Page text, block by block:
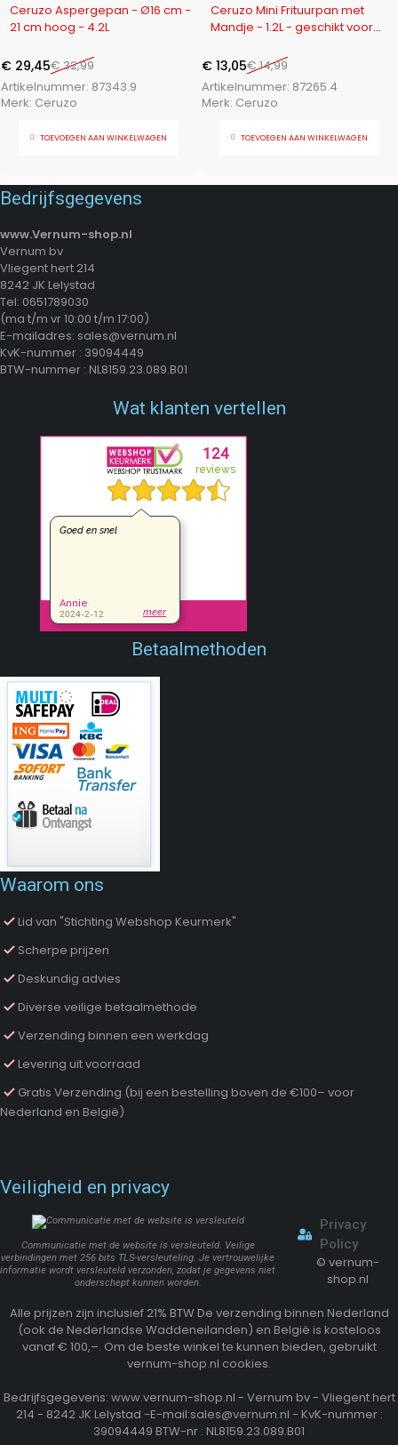
Ceruzo Aspergepan - Ø16 cm -
21 cm hoog - 4.2L
€32,99
€ 29,45
Artikelnummer: 87343.9
Merk: Ceruzo
TOEVOEGEN AAN WINKELWAGEN
Ceruzo Mini Frituurpan met
Mandje - 1.2L - geschikt voor
€14,99
€ 13,05
Artikelnummer: 87265.4
Merk: Ceruzo
TOEVOEGEN AAN WINKELWAGEN
Bedrijfsgegevens
www.Vernum-shop.nl
Vernum bv
Vliegent hert 214
8242 JK Lelystad
Tel: 0651789030
(ma t/m vr 10:00 t/m 17:00)
E-mailadres: sales@vernum.nl
KvK-nummer : 39094449
BTW-nummer : NL8159.23.089.B01
Wat klanten vertellen
Betaalmethoden
Waarom ons
Lid van "Stichting Webshop Keurmerk"
Scherpe prijzen
Deskundig advies
Diverse veilige betaalmethode
Verzending binnen een werkdag
Levering uit voorraad
Gratis Verzending (bij een bestelling boven de €100– voor
Nederland en België)
Veiligheid en privacy
Communicatie met de website is versleuteld. Veilige
verbindingen met 256 bits TLS-versleuteling. Je vertrouwelijke
informatie wordt versleuteld verzonden, zodat je gegevens niet
onderschept kunnen worden.
Privacy
Policy
© vernum-
shop.nl
Alle prijzen zijn inclusief 21% BTW De verzending binnen Nederland
(ook de Nederlandse Waddeneilanden) en België is kosteloos
vanaf € 100,–. Om de beste winkel te kunnen bieden, gebruikt
vernum-shop.nl cookies.
Bedrijfsgegevens: www.vernum-shop.nl - Vernum bv - Vliegent hert
214 - 8242 JK Lelystad -E-mail:sales@vernum.nl - KvK-nummer :
39094449 BTW-nr : NL8159.23.089.B01